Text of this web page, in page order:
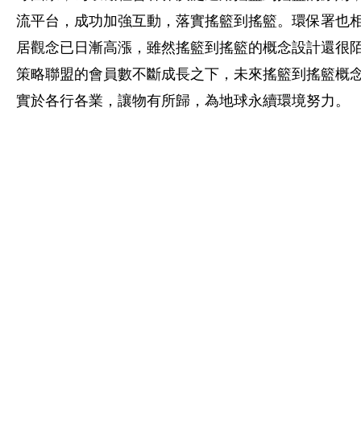
流平台，成功加強互動，落實搖籃到搖籃。環保署也
居觀念已日漸高漲，雖然搖籃到搖籃的概念設計還很
策略聯盟的會員數不斷成長之下，未來搖籃到搖籃概
實於各行各業，讓物有所歸，為地球永續環境努力。